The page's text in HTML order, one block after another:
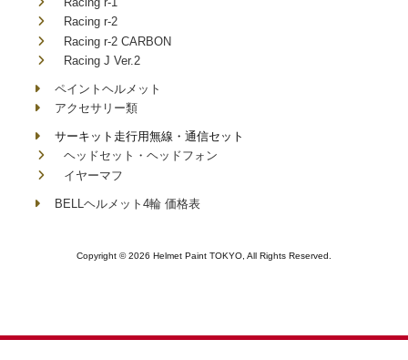
Racing r-2
Racing r-2 CARBON
Racing J Ver.2
ペイントヘルメット
アクセサリー類
サーキット走行用無線・通信セット
ヘッドセット・ヘッドフォン
イヤーマフ
BELLヘルメット4輪 価格表
Copyright © 2026 Helmet Paint TOKYO, All Rights Reserved.